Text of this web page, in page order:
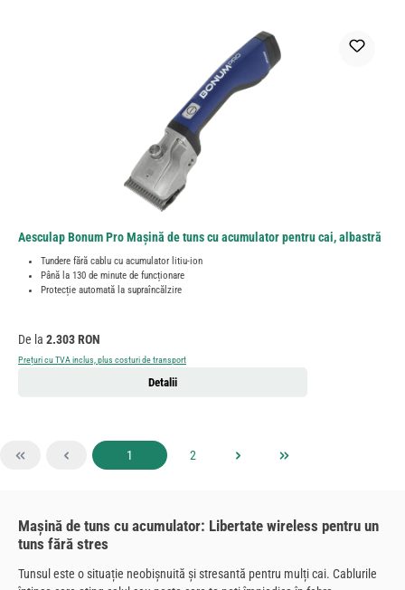
Aesculap Bonum Pro Mașină de tuns cu acumulator pentru cai, albastră
Tundere fără cablu cu acumulator litiu-ion
Până la 130 de minute de funcționare
Protecție automată la supraîncălzire
Preț obișnuit:
De la 2.303 RON
Prețuri cu TVA inclus, plus costuri de transport
Detalii
Pagina
1 Pagina
2
Mașină de tuns cu acumulator: Libertate wireless pentru un
tuns fără stres
Tunsul este o situație neobișnuită și stresantă pentru mulți cai. Cablurile